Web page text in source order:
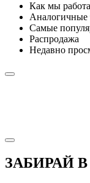
Как мы
Аналогичные
Самые
Распродажа
Недавно
ЗАБИРАЙ